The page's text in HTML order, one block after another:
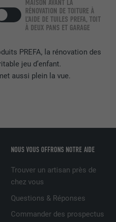
PREFA, la rénovation des
jeu d’enfant.
aussi plein la vue.
MAISON AVANT LA
RÉNOVATION DE TOITURE À
L’AIDE DE TUILES PREFA, TOIT
À DEUX PANS ET GARAGE
NOUS VOUS OFFRONS NOTRE AIDE
Trouver un artisan près de
chez vous
Questions & Réponses
Commander des prospectus
le service de réseau social
le service de réseau social
pour suivre l'utilisation de